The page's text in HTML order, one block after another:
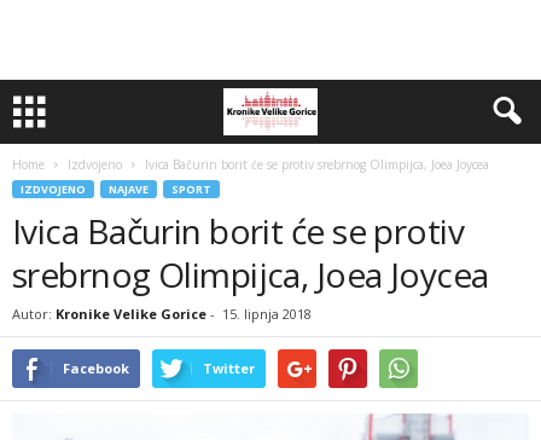
Home Izdvojeno Ivica Bačurin borit će se protiv srebrnog Olimpijca, Joea Joycea
IZDVOJENO NAJAVE SPORT
Ivica Bačurin borit će se protiv
srebrnog Olimpijca, Joea Joycea
Autor: Kronike Velike Gorice - 15. lipnja 2018
Facebook Twitter